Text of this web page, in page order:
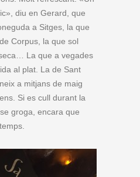
diu en Gerard, que
a Sitges, la que
Corpus, la que sol
La que a vegades
al plat. La de Sant
a mitjans de maig
Si es cull durant la
groga, encara que